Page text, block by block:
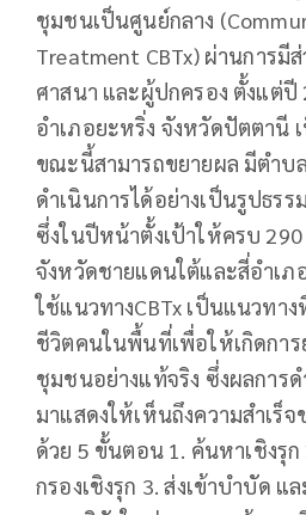
ชุมชนเป็นศูนย์กลาง
Treatment CBTx) ผ่านการมี
ศาสนา และผู้ปกครอง ตั้งแต่ปี
อำเภอยะหริ่ง จังหวัดปัตตานี
ขณะนี้สามารถขยายผล มีตำบล
ดำเนินการได้อย่างเป็นรูปธร
ซึ่งในปีหน้าตั้งเป้าให้ครบ
จังหวัดชายแดนใต้และสี่อำเภ
ใช้แนวทางCBTx เป็นแนวทา
ชีวิตคนในพื้นที่เพื่อให้เกิดกา
ชุมชนอย่างแท้จริง ซึ่งผลการ
มาแสดงให้เห็นถึงความสำเร็
ด้วย 5 ขั้นตอน 1. ค้นหาเชิงรุ
กรองเชิงรุก 3. ส่งเข้าบำบัด แ